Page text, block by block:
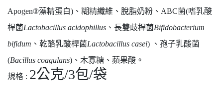
Apogen®藻精蛋白)、糊精纖維、脫脂奶粉、ABC菌(嗜乳酸
桿菌Lactobacillus acidophillus 、長雙歧桿菌Bifidobacterium
bifidum 、乾酪乳酸桿菌Lactobacillus casei) 、孢子乳酸菌
(Bacillus coagulans)、木寡糖、蘋果酸。
規格 : 2公克/3包/袋